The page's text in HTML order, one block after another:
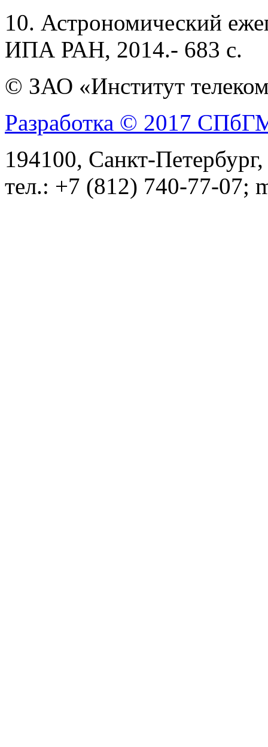
10. Астрономический
ИПА РАН, 2014.- 683 с.
© ЗАО «Институт
Разработка © 2017
194100, Санкт-
тел.: +7 (812) 740-77-07;